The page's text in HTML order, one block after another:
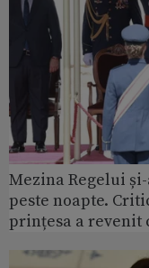
Mezina Regelui
peste noapte.
prințesa a revenit